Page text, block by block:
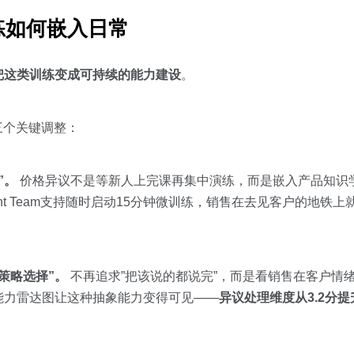
何嵌入日常
这类训练变成可持续的能力建设。
关键调整：
价格异议不是等新人上完课再集中演练，而是嵌入产品知识
支持随时启动15分钟微训练，销售在去见客户的地铁上
略选择”。
不再追求”把该说的都说完”，而是看销售在客户情
力雷达图让这种抽象能力变得可见——异议处理维度从3.2分